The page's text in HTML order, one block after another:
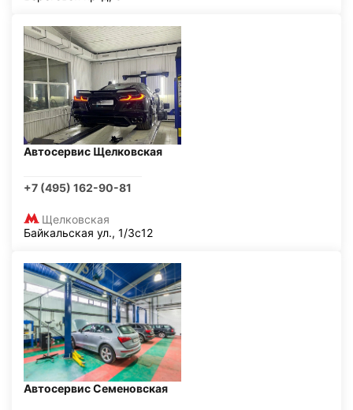
Автосервис Щелковская
+7 (495) 162-90-81
Щелковская
Байкальская ул., 1/3с12
Автосервис Семеновская